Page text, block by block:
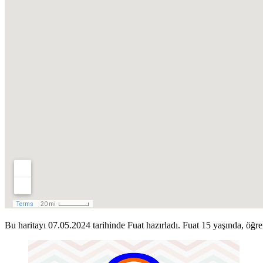
Bu haritayı 07.05.2024 tarihinde Fuat hazırladı. Fuat 15 yaşında,